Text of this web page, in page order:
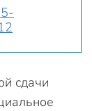
сдачи